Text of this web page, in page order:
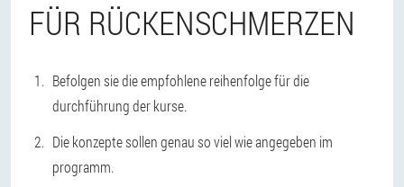
FÜR RÜCKENSCHMERZEN
Befolgen sie die empfohlene reihenfolge für die
durchführung der kurse.
Die konzepte sollen genau so viel wie angegeben im
programm.